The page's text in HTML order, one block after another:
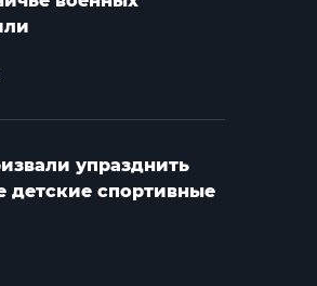
упразднить
детские спортивные